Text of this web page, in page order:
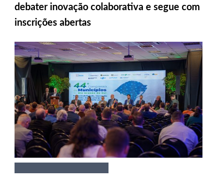
debater inovação colaborativa e segue com
inscrições abertas